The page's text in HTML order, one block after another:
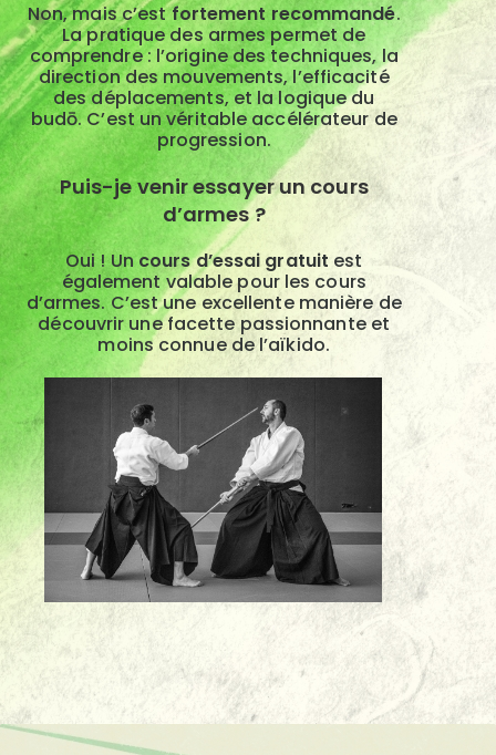
Non, mais c’estfortement recommandé.
La pratique des armes permet de
comprendre : l’origine des techniques, la
direction des mouvements, l’efficacité
des déplacements, et la logique du
budō. C’est un véritable accélérateur de
progression.
Puis-je venir essayer un cours
d’armes ?
Oui ! Un cours d’essai gratuit est
également valable pour les cours
d’armes. C’est une excellente manière de
découvrir une facette passionnante et
moins connue de l’aïkido.